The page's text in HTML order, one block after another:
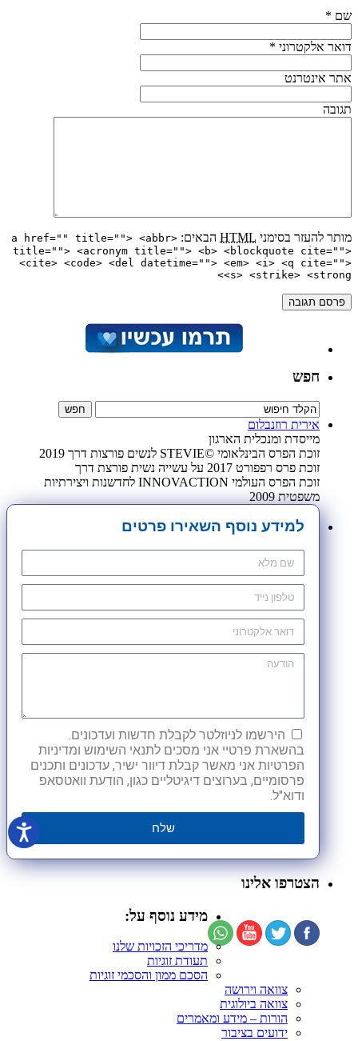
שם *
דואר אלקטרוני *
אתר אינטרנט
תגובה
מותר להעזר בסימני HTML הבאים:
<a href="" title=""> <abbr
title=""> <acronym title=""> <b> <blockquote cite="">
<cite> <code> <del datetime=""> <em> <i> <q cite="">
<s> <strike> <strong>
חפש
אירית רוזנבלום
מייסדת ומנכלית הארגון
זוכת הפרס הבינלאומי ©STEVIE לנשים פורצות דרך 2019
זוכת פרס רפפורט 2017 על עשייה נשית פורצת דרך
זוכת הפרס העולמי INNOVACTION לחדשנות ויצירתיות
משפטית 2009
למידע נוסף השאירו פרטים
הירשמו לניוזלטר לקבלת חדשות ועדכונים.
בהשארת פרטיי אני מסכים לתנאי השימוש ומדיניות
הפרטיות אני מאשר קבלת דיוור ישיר, עדכונים ותכנים
פרסומיים, בערוצים דיגיטליים כגון, הודעת וואטסאפ
ודוא"ל.
שלח
הצטרפו אלינו
מידע נוסף על:
מדריכי הזכויות שלנו
תעודת זוגיות
הסכם ממון והסכמי זוגיות
צוואה וירושה
צוואה ביולוגית
הורות – מידע ומאמרים
ידועים בציבור